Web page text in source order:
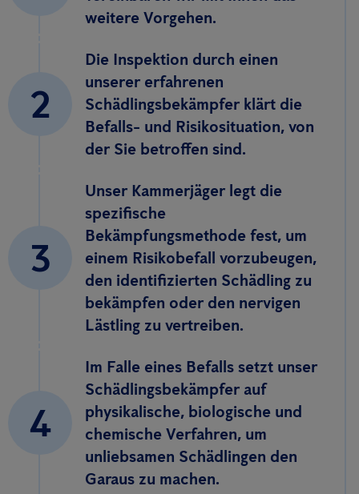
weitere Vorgehen.
2
Die Inspektion durch einen
unserer erfahrenen
Schädlingsbekämpfer klärt die
Befalls- und Risikosituation, von
der Sie betroffen sind.
3
Unser Kammerjäger legt die
spezifische
Bekämpfungsmethode fest, um
einem Risikobefall vorzubeugen,
den identifizierten Schädling zu
bekämpfen oder den nervigen
Lästling zu vertreiben.
4
Im Falle eines Befalls setzt unser
Schädlingsbekämpfer auf
physikalische, biologische und
chemische Verfahren, um
unliebsamen Schädlingen den
Garaus zu machen.